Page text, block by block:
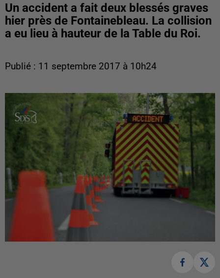
Un accident a fait deux blessés graves
hier près de Fontainebleau. La collision
a eu lieu à hauteur de la Table du Roi.
Publié : 11 septembre 2017 à 10h24